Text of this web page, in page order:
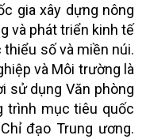
gia xây dựng nông
và phát triển kinh tế
thiểu số và miền núi.
và Môi trường là
sử dụng Văn phòng
trình mục tiêu quốc
đạo Trung ương.